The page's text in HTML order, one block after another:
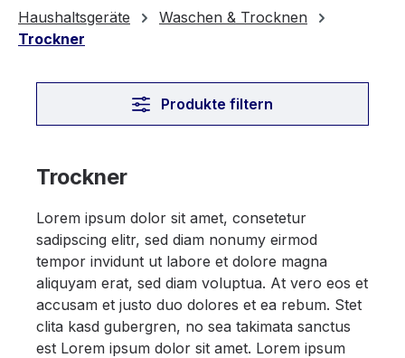
Haushaltsgeräte
Waschen & Trocknen
Trockner
Produkte filtern
Trockner
Lorem ipsum dolor sit amet, consetetur
sadipscing elitr, sed diam nonumy eirmod
tempor invidunt ut labore et dolore magna
aliquyam erat, sed diam voluptua. At vero eos et
accusam et justo duo dolores et ea rebum. Stet
clita kasd gubergren, no sea takimata sanctus
est Lorem ipsum dolor sit amet. Lorem ipsum